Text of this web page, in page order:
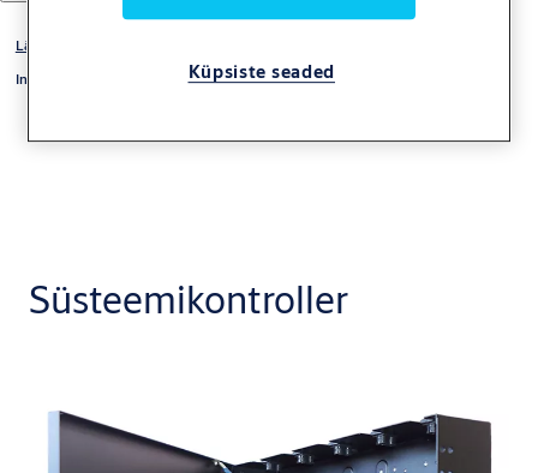
Läbipääsulahendused
Incedo
Süsteemikontroller
Küpsiste seaded